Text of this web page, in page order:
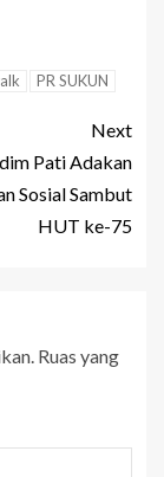
PR SUKUN
Next
Pati Adakan
Sosial Sambut
HUT ke-75
Ruas yang